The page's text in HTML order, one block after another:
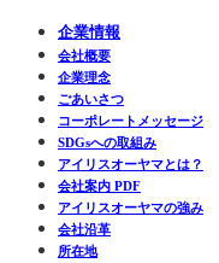
企業情報
会社概要
企業理念
ごあいさつ
コーポレートメッセージ
SDGsへの取組み
アイリスオーヤマとは？
会社案内 PDF
アイリスオーヤマの強み
会社沿革
所在地